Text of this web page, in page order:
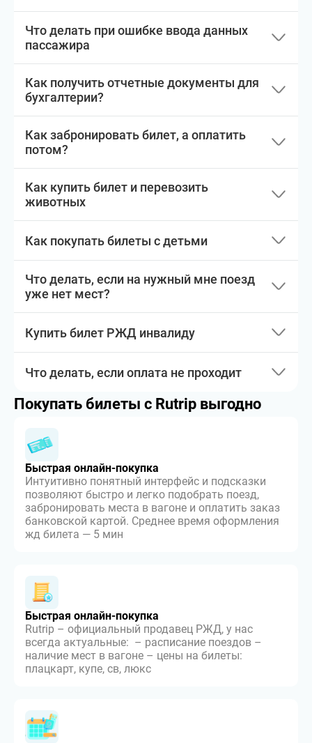
Что делать при ошибке ввода данных
пассажира
Как получить отчетные документы для
бухгалтерии?
Как забронировать билет, а оплатить
потом?
Как купить билет и перевозить
животных
Как покупать билеты с детьми
Что делать, если на нужный мне поезд
уже нет мест?
Купить билет РЖД инвалиду
Что делать, если оплата не проходит
Покупать билеты с Rutrip выгодно
Быстрая онлайн-покупка
Интуитивно понятный интерфейс и подсказки
позволяют быстро и легко подобрать поезд,
забронировать места в вагоне и оплатить заказ
банковской картой. Среднее время оформления
жд билета — 5 мин
Быстрая онлайн-покупка
Rutrip – официальный продавец РЖД, у нас
всегда актуальные: – расписание поездов –
наличие мест в вагоне – цены на билеты:
плацкарт, купе, св, люкс